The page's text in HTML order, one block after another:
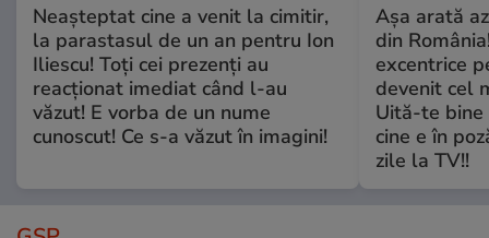
Neașteptat cine a venit la cimitir,
la parastasul de un an pentru Ion
Iliescu! Toți cei prezenți au
reacționat imediat când l-au
văzut! E vorba de un nume
cunoscut! Ce s-a văzut în imagini!
Așa arată
din
excentrice
devenit cel
Uită-te bine
cine e în
zile la TV!!